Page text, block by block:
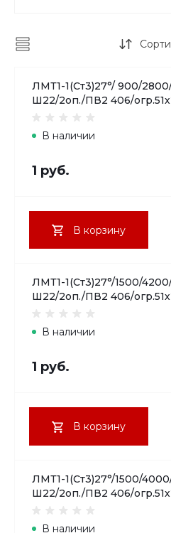
ЛМТ1-1(Ст3)27°/ 900/
Ш22/2оп./ПВ2 406/
В наличии
1 руб.
В корзину
ЛМТ1-1(Ст3)27°/1500/
Ш22/2оп./ПВ2 406/
В наличии
1 руб.
В корзину
ЛМТ1-1(Ст3)27°/1500/
Ш22/2оп./ПВ2 406/
В наличии